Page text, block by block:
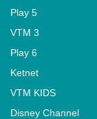
Play 5
VTM 3
Play 6
Ketnet
VTM KIDS
Disney Channel